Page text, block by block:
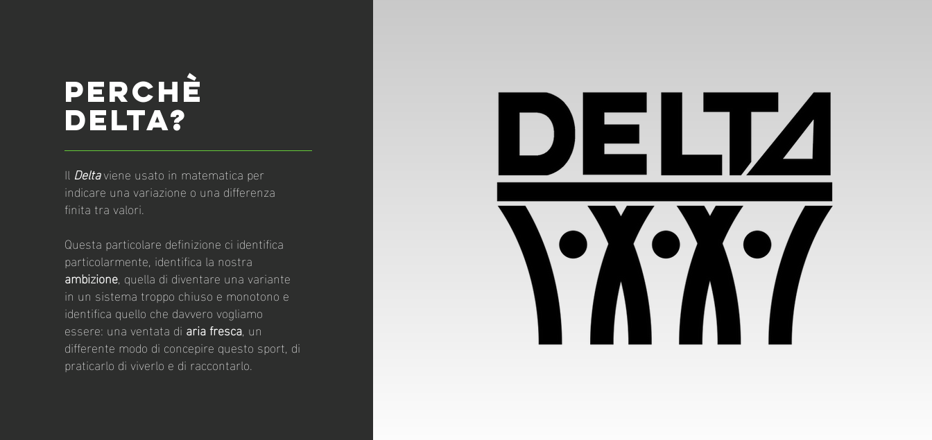
Perchè
Delta?
Il Deltaviene usato in matematica per
indicare una variazione o una differenza
finita tra valori.
Questa particolare definizione ci identifica
particolarmente, identifica la nostra
ambizione, quella di diventare una variante
in un sistema troppo chiuso e monotono e
identifica quello che davvero vogliamo
essere: una ventata di aria fresca, un
differente modo di concepire questo sport, di
praticarlo di viverlo e di raccontarlo.